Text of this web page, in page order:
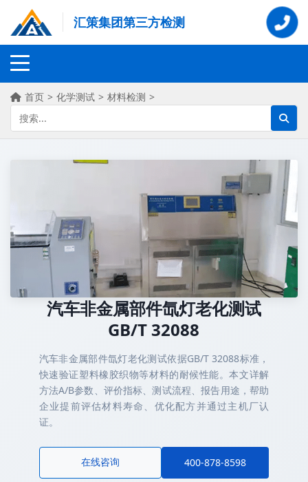
汇策集团第三方检测
首页 > 化学测试 > 材料检测 >
汽车非金属部件氙灯老化测试
GB/T 32088
汽车非金属部件氙灯老化测试依据GB/T 32088标准，
快速验证塑料橡胶织物等材料的耐候性能。本文详解
方法A/B参数、评价指标、测试流程、报告用途，帮助
企业提前评估材料寿命、优化配方并通过主机厂认
证。
在线咨询 400-878-8598